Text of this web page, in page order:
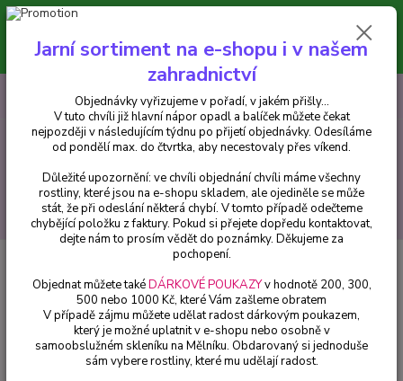
Minimální hodnota pro odeslání z e-shopu je 300 Kč.
V tuto chvíli již hlavní nápor objednávek opadl a balíček můžete čekat
nejpozději v následujícím týdnu po přijetí objednávky. Objednávky
vyřizujeme v pořadí, v jakém přišly...
Menu
CZK
Hledat
+420 602 223 614
Trvalky
Upřesnit parametry
Jarní sortiment na e-shopu i v našem
zahradnictví
Objednávky vyřizujeme v pořadí, v jakém přišly...
V tuto chvíli již hlavní nápor opadl a balíček můžete čekat
nejpozději v následujícím týdnu po přijetí objednávky. Odesíláme
od pondělí max. do čtvrtka, aby necestovaly přes víkend.
Důležité upozornění: ve chvíli objednání chvíli máme všechny
rostliny, které jsou na e-shopu skladem, ale ojediněle se může
stát, že při odeslání některá chybí. V tomto případě odečteme
chybějící položku z faktury. Pokud si přejete dopředu kontaktovat,
dejte nám to prosím vědět do poznámky. Děkujeme za
pochopení.
Objednat můžete takéDÁRKOVÉ POUKAZYv hodnotě 200, 300,
500 nebo 1000 Kč, které Vám zašleme obratem
V případě zájmu můžete udělat radost dárkovým poukazem,
který je možné uplatnit v e-shopu nebo osobně v
samoobslužném skleníku na Mělníku. Obdarovaný si jednoduše
sám vybere rostliny, které mu udělají radost.